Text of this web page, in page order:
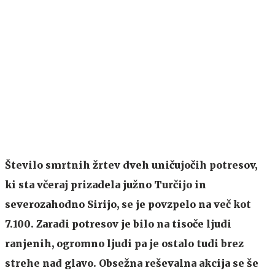
Število smrtnih žrtev dveh uničujočih potresov,
ki sta včeraj prizadela južno Turčijo in
severozahodno Sirijo, se je povzpelo na več kot
7.100. Zaradi potresov je bilo na tisoče ljudi
ranjenih, ogromno ljudi pa je ostalo tudi brez
strehe nad glavo. Obsežna reševalna akcija se še